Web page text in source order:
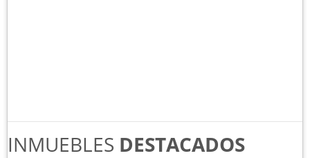
INMUEBLES DESTACADOS